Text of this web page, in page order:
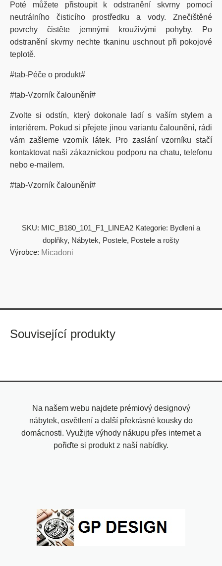
Poté můžete přistoupit k odstranění skvrny pomocí
neutrálního čisticího prostředku a vody. Znečištěné
povrchy čistěte jemnými krouživými pohyby. Po
odstranění skvrny nechte tkaninu uschnout při pokojové
teplotě.
#tab-Péče o produkt#
#tab-Vzorník čalounění#
Zvolte si odstín, který dokonale ladí s vaším stylem a
interiérem. Pokud si přejete jinou variantu čalounění, rádi
vám zašleme vzorník látek. Pro zaslání vzorníku stačí
kontaktovat naši zákaznickou podporu na chatu, telefonu
nebo e-mailem.
#tab-Vzorník čalounění#
SKU: MIC_B180_101_F1_LINEA2 Kategorie: Bydlení a
doplňky, Nábytek, Postele, Postele a rošty
Výrobce: Micadoni
Související produkty
Na našem webu najdete prémiový designový
nábytek, osvětlení a další překrásné kousky do
domácnosti. Využijte výhody nákupu přes internet a
pořiďte si produkt z naší nabídky.